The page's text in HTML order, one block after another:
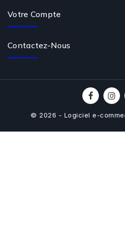
Votre Compte
Contactez-Nous
© 2026 - Logiciel e-